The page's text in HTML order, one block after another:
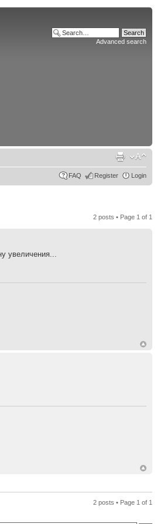
Advanced search
FAQ Register Login
2 posts • Page 1 of 1
увеличения...
2 posts • Page 1 of 1